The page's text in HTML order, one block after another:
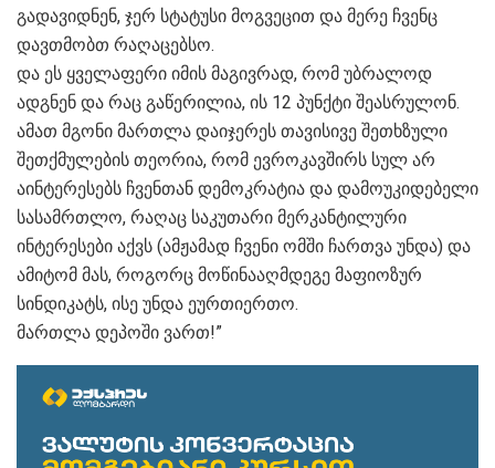
გადავიდნენ, ჯერ სტატუსი მოგვეცით და მერე ჩვენც
დავთმობთ რაღაცებსო.
და ეს ყველაფერი იმის მაგივრად, რომ უბრალოდ
ადგნენ და რაც გაწერილია, ის 12 პუნქტი შეასრულონ.
ამათ მგონი მართლა დაიჯერეს თავისივე შეთხზული
შეთქმულების თეორია, რომ ევროკავშირს სულ არ
აინტერესებს ჩვენთან დემოკრატია და დამოუკიდებელი
სასამრთლო, რაღაც საკუთარი მერკანტილური
ინტერესები აქვს (ამჟამად ჩვენი ომში ჩართვა უნდა) და
ამიტომ მას, როგორც მოწინააღმდეგე მაფიოზურ
სინდიკატს, ისე უნდა ეურთიერთო.
მართლა დეპოში ვართ!”